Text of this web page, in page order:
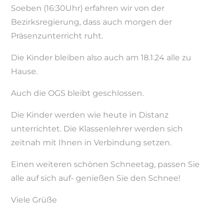
Soeben (16:30Uhr) erfahren wir von der
Bezirksregierung, dass auch morgen der
Präsenzunterricht ruht.
Die Kinder bleiben also auch am 18.1.24 alle zu
Hause.
Auch die OGS bleibt geschlossen.
Die Kinder werden wie heute in Distanz
unterrichtet. Die Klassenlehrer werden sich
zeitnah mit Ihnen in Verbindung setzen.
Einen weiteren schönen Schneetag, passen Sie
alle auf sich auf- genießen Sie den Schnee!
Viele Grüße